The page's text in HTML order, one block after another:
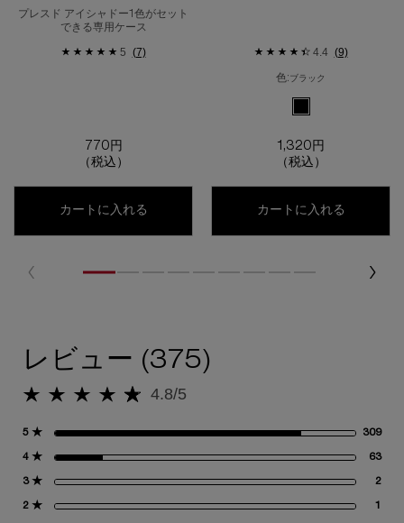
プレスド アイシャドー1色がセット
できる専用ケース
5 (7)
770円
（税込）
カートに入れる カスタム ケース ⅰ
4.4 (9)
色:ブラック
1,320円
（税込）
カートに入れる
レビュー (375)
5星中4.8。 4.8/5
5 ★ 309309
4 ★ 6363
3 ★ 2
2 ★ 1